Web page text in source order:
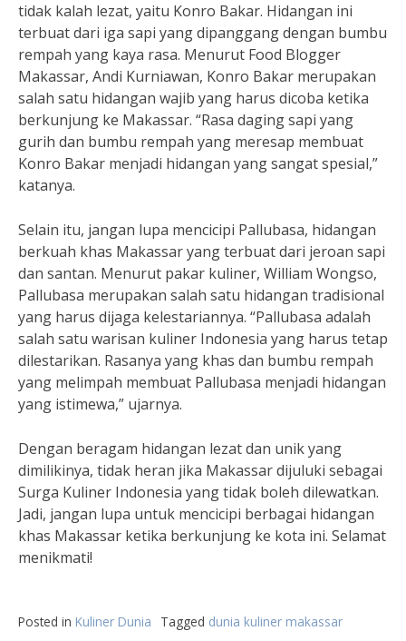
tidak kalah lezat, yaitu Konro Bakar. Hidangan ini
terbuat dari iga sapi yang dipanggang dengan bumbu
rempah yang kaya rasa. Menurut Food Blogger
Makassar, Andi Kurniawan, Konro Bakar merupakan
salah satu hidangan wajib yang harus dicoba ketika
berkunjung ke Makassar. “Rasa daging sapi yang
gurih dan bumbu rempah yang meresap membuat
Konro Bakar menjadi hidangan yang sangat spesial,”
katanya.
Selain itu, jangan lupa mencicipi Pallubasa, hidangan
berkuah khas Makassar yang terbuat dari jeroan sapi
dan santan. Menurut pakar kuliner, William Wongso,
Pallubasa merupakan salah satu hidangan tradisional
yang harus dijaga kelestariannya. “Pallubasa adalah
salah satu warisan kuliner Indonesia yang harus tetap
dilestarikan. Rasanya yang khas dan bumbu rempah
yang melimpah membuat Pallubasa menjadi hidangan
yang istimewa,” ujarnya.
Dengan beragam hidangan lezat dan unik yang
dimilikinya, tidak heran jika Makassar dijuluki sebagai
Surga Kuliner Indonesia yang tidak boleh dilewatkan.
Jadi, jangan lupa untuk mencicipi berbagai hidangan
khas Makassar ketika berkunjung ke kota ini. Selamat
menikmati!
Posted in Kuliner Dunia Tagged dunia kuliner makassar